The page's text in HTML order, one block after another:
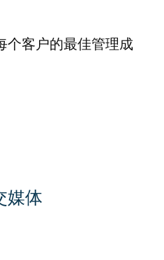
个客户的最佳管理成
媒体